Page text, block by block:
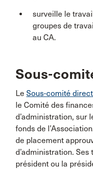
surveille le
groupes de
au CA.
Sous-
Le Sous-comité
le Comité des
d’administration, sur
fonds de
de placement
d’administration.
président ou la